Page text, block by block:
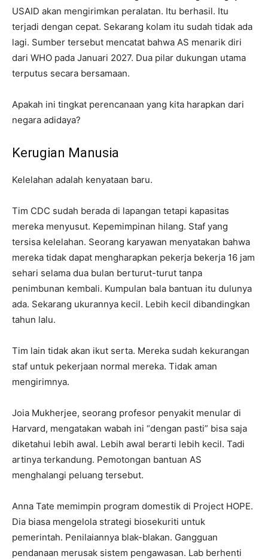
USAID akan mengirimkan peralatan. Itu berhasil. Itu
terjadi dengan cepat. Sekarang kolam itu sudah tidak ada
lagi. Sumber tersebut mencatat bahwa AS menarik diri
dari WHO pada Januari 2027. Dua pilar dukungan utama
terputus secara bersamaan.
Apakah ini tingkat perencanaan yang kita harapkan dari
negara adidaya?
Kerugian Manusia
Kelelahan adalah kenyataan baru.
Tim CDC sudah berada di lapangan tetapi kapasitas
mereka menyusut. Kepemimpinan hilang. Staf yang
tersisa kelelahan. Seorang karyawan menyatakan bahwa
mereka tidak dapat mengharapkan pekerja bekerja 16 jam
sehari selama dua bulan berturut-turut tanpa
penimbunan kembali. Kumpulan bala bantuan itu dulunya
ada. Sekarang ukurannya kecil. Lebih kecil dibandingkan
tahun lalu.
Tim lain tidak akan ikut serta. Mereka sudah kekurangan
staf untuk pekerjaan normal mereka. Tidak aman
mengirimnya.
Joia Mukherjee, seorang profesor penyakit menular di
Harvard, mengatakan wabah ini “dengan pasti” bisa saja
diketahui lebih awal. Lebih awal berarti lebih kecil. Tadi
artinya terkandung. Pemotongan bantuan AS
menghalangi peluang tersebut.
Anna Tate memimpin program domestik di Project HOPE.
Dia biasa mengelola strategi biosekuriti untuk
pemerintah. Penilaiannya blak-blakan. Gangguan
pendanaan merusak sistem pengawasan. Lab berhenti